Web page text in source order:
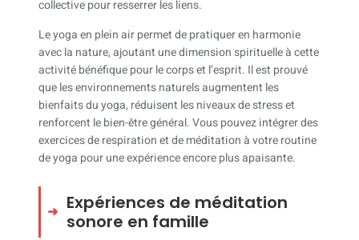
collective pour resserrer les liens.
Le yoga en plein air permet de pratiquer en harmonie
avec la nature, ajoutant une dimension spirituelle à cette
activité bénéfique pour le corps et l’esprit. Il est prouvé
que les environnements naturels augmentent les
bienfaits du yoga, réduisent les niveaux de stress et
renforcent le bien-être général. Vous pouvez intégrer des
exercices de respiration et de méditation à votre routine
de yoga pour une expérience encore plus apaisante.
Expériences de méditation
sonore en famille